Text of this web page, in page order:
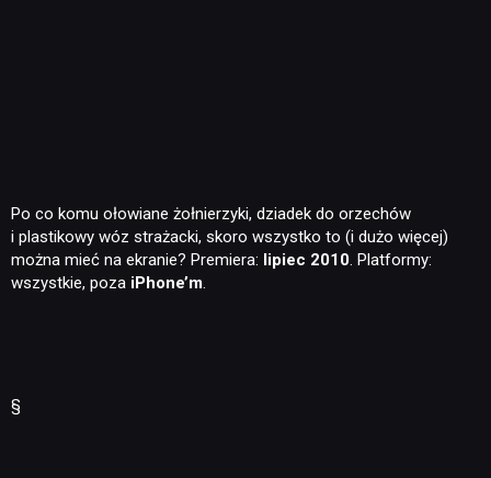
Po co komu ołowiane żołnierzyki, dziadek do orzechów
i plastikowy wóz strażacki, skoro wszystko to (i dużo więcej)
można mieć na ekranie? Premiera: lipiec 2010. Platformy:
wszystkie, poza iPhone’m.
§